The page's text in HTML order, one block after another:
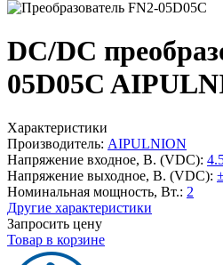
DC/DC
05D05C
Характеристики
Производитель: AIPULNION
Напряжение входное, В. (VDC):
Напряжение выходное, В. (VDC):
Номинальная мощность, Вт.: 2
Другие характеристики
Запросить цену
Товар в корзине